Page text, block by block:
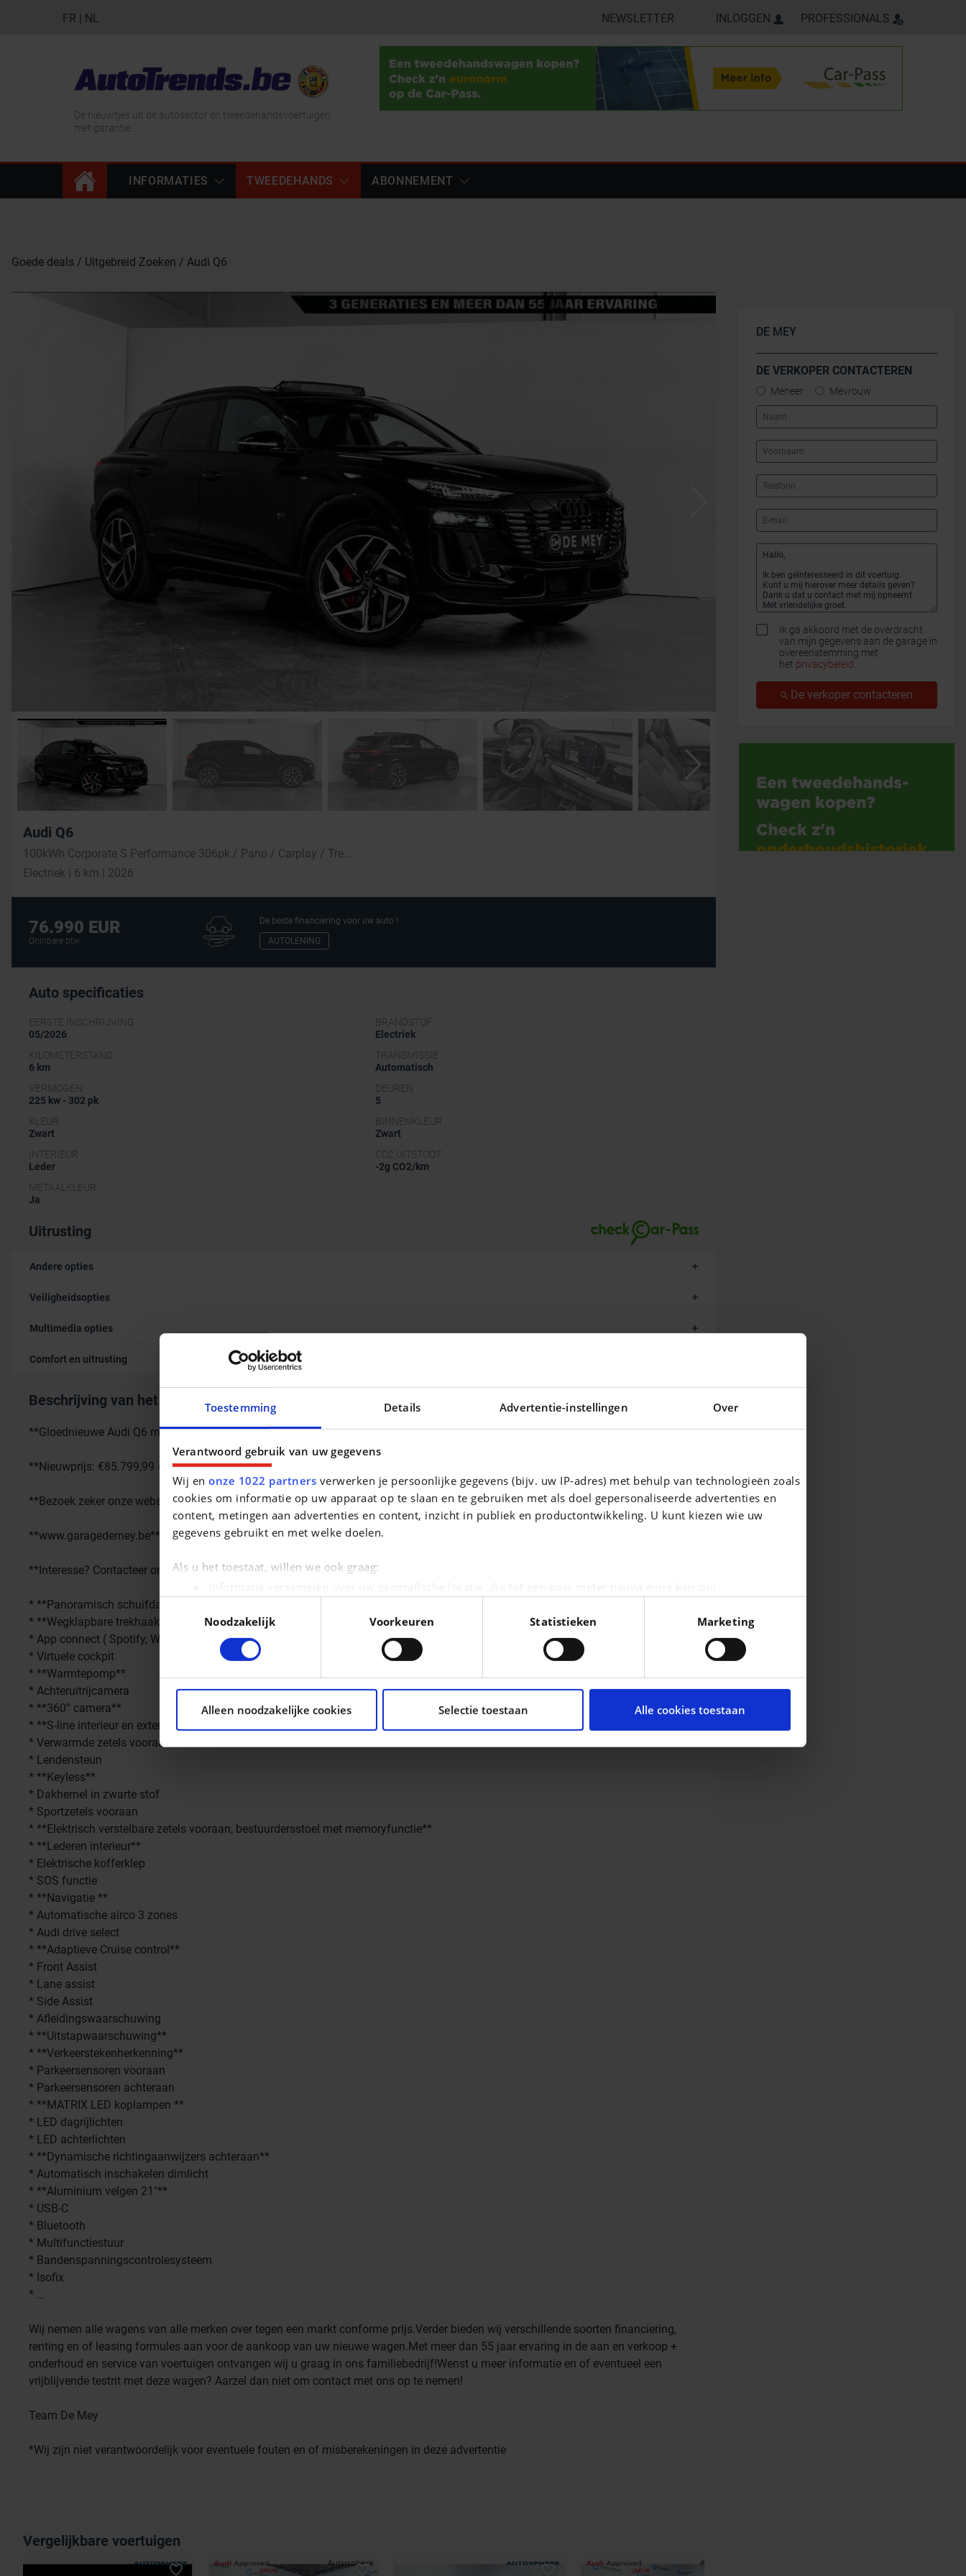
Toestemming Details Advertentie-instellingen Over
Verantwoord gebruik van uw gegevens
Wij enonze 1022 partners verwerken je persoonlijke gegevens (bijv. uw IP-adres) met behulp van technologieën zoals
cookies om informatie op uw apparaat op te slaan en te gebruiken met als doel gepersonaliseerde advertenties en
content, metingen aan advertenties en content, inzicht in publiek en productontwikkeling. U kunt kiezen wie uw
gegevens gebruikt en met welke doelen.
Als u het toestaat, willen we ook graag:
Lees meer over hoe uw persoonlijke gegevens worden verwerkt en stel uw voorkeuren in het
detailgedeeltein. U
kunt uw toestemming op elk moment wijzigen of intrekken in de Cookieverklaring.
We gebruiken cookies om content en advertenties te personaliseren, om functies voor social media te bieden en om
ons websiteverkeer te analyseren. Ook delen we informatie over uw gebruik van onze site met onze partners voor
social media, adverteren en analyse. Deze partners kunnen deze gegevens combineren met andere informatie die u
aan ze heeft verstrekt of die ze hebben verzameld op basis van uw gebruik van hun services.
Toestemmingsselectie
Noodzakelijk
Voorkeuren Statistieken Marketing
Alleen noodzakelijke cookies Selectie toestaan Alle cookies toestaan
FR | NL NEWSLETTER INLOGGEN PROFESSIONALS
De nieuwtjes uit de autosector en tweedehandsvoertuigen
met garantie.
INFORMATIES TWEEDEHANDS ABONNEMENT
Goede deals Uitgebreid Zoeken Audi Q6
Audi Q6
100kWh Corporate S Performance 306pk / Pano / Carplay / Trekhaak
Electriek | 6 km | 2026
76.990 EUR
Oninbare btw
De beste financiering voor uw auto !
AUTOLENING
Auto specificaties
EERSTE INSCHRIJVING
05/2026
BRANDSTOF
Electriek
KILOMETERSTAND
6 km
TRANSMISSIE
Automatisch
VERMOGEN
225 kw - 302 pk
DEUREN
5
KLEUR
Zwart
BINNENKLEUR
Zwart
INTERIEUR
Leder
CO2 UITSTOOT
-2g CO2/km
METAALKLEUR
Ja
Uitrusting
Andere opties
Veiligheidsopties
Multimedia opties
Comfort en uitrusting
Beschrijving van het voertuig occasie
**Gloednieuwe Audi Q6 met grootste accu, direct uit vooraad leverbaar! **
**Nieuwprijs: €85.799,99 ==> De Mey Nieuwprijs: €76.990**
**Bezoek zeker onze website en ontdek de volledige fotoreportage van al onze stockwagens in goede kwaliteit. **
**www.garagedemey.be**
**Interesse? Contacteer ons dan nu! **
* **Panoramisch schuifdak**
* **Wegklapbare trekhaak**
* App connect ( Spotify, Waze, Whatsapp,...)
* Virtuele cockpit
* **Warmtepomp**
* Achteruitrijcamera
* **360° camera**
* **S-line interieur en exterieur**
* Verwarmde zetels vooraan
* Lendensteun
* **Keyless**
* Dakhemel in zwarte stof
* Sportzetels vooraan
* **Elektrisch verstelbare zetels vooraan, bestuurdersstoel met memoryfunctie**
* **Lederen interieur**
* Elektrische kofferklep
* SOS functie
* **Navigatie **
* Automatische airco 3 zones
* Audi drive select
* **Adaptieve Cruise control**
* Front Assist
* Lane assist
* Side Assist
* Afleidingswaarschuwing
* **Uitstapwaarschuwing**
* **Verkeerstekenherkenning**
* Parkeersensoren vooraan
* Parkeersensoren achteraan
* **MATRIX LED koplampen **
* LED dagrijlichten
* LED achterlichten
* **Dynamische richtingaanwijzers achteraan**
* Automatisch inschakelen dimlicht
* **Aluminium velgen 21"**
* USB-C
* Bluetooth
* Multifunctiestuur
* Bandenspanningscontrolesysteem
* Isofix
* ...
Wij nemen alle wagens van alle merken over tegen een markt conforme prijs.Verder bieden wij verschillende soorten financiering,
renting en of leasing formules aan voor de aankoop van uw nieuwe wagen.Met meer dan 55 jaar ervaring in de aan en verkoop +
onderhoud en service van voertuigen ontvangen wij u graag in ons familiebedrijf!Wenst u meer informatie en of eventueel een
vrijblijvende testrit met deze wagen? Aarzel dan niet om contact met ons op te nemen!
Team De Mey
*Wij zijn niet verantwoordelijk voor eventuele fouten en of misberekeningen in deze advertentie
Vergelijkbare voertuigen
DE MEY
DE VERKOPER CONTACTEREN
Meneer Mevrouw
Ik ga akkoord met de overdracht
van mijn gegevens aan de garage in
overeenstemming met
het privacybeleid
De verkoper contacteren